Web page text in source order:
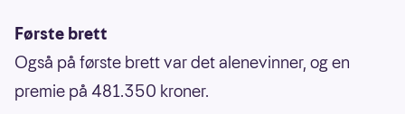
Første brett
Også på første brett var det alenevinner, og en
premie på 481.350 kroner.